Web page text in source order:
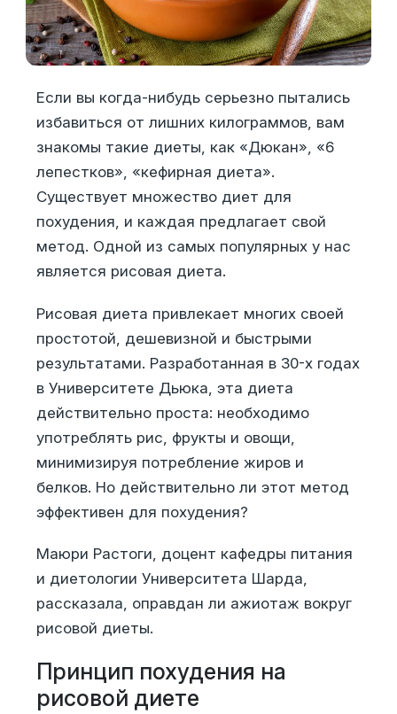
Если вы когда-нибудь серьезно пытались
избавиться от лишних килограммов, вам
знакомы такие диеты, как «Дюкан», «6
лепестков», «кефирная диета».
Существует множество диет для
похудения, и каждая предлагает свой
метод. Одной из самых популярных у нас
является рисовая диета.
Рисовая диета привлекает многих своей
простотой, дешевизной и быстрыми
результатами. Разработанная в 30-х годах
в Университете Дьюка, эта диета
действительно проста: необходимо
употреблять рис, фрукты и овощи,
минимизируя потребление жиров и
белков. Но действительно ли этот метод
эффективен для похудения?
Маюри Растоги, доцент кафедры питания
и диетологии Университета Шарда,
рассказала, оправдан ли ажиотаж вокруг
рисовой диеты.
Принцип похудения на
рисовой диете